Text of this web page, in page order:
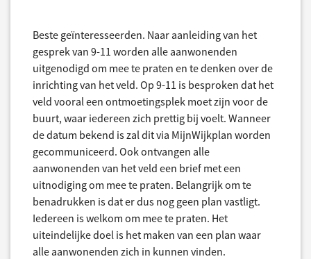
Beste geïnteresseerden. Naar aanleiding van het
gesprek van 9-11 worden alle aanwonenden
uitgenodigd om mee te praten en te denken over de
inrichting van het veld. Op 9-11 is besproken dat het
veld vooral een ontmoetingsplek moet zijn voor de
buurt, waar iedereen zich prettig bij voelt. Wanneer
de datum bekend is zal dit via MijnWijkplan worden
gecommuniceerd. Ook ontvangen alle
aanwonenden van het veld een brief met een
uitnodiging om mee te praten. Belangrijk om te
benadrukken is dat er dus nog geen plan vastligt.
Iedereen is welkom om mee te praten. Het
uiteindelijke doel is het maken van een plan waar
alle aanwonenden zich in kunnen vinden.